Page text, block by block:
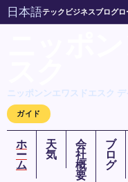
日本語テック ビジネスブログロ
ニッポンンエワスドエスク
ガイド
ホ
ー
ム
天
気
会
社
概
要
ブ
ロ
グ